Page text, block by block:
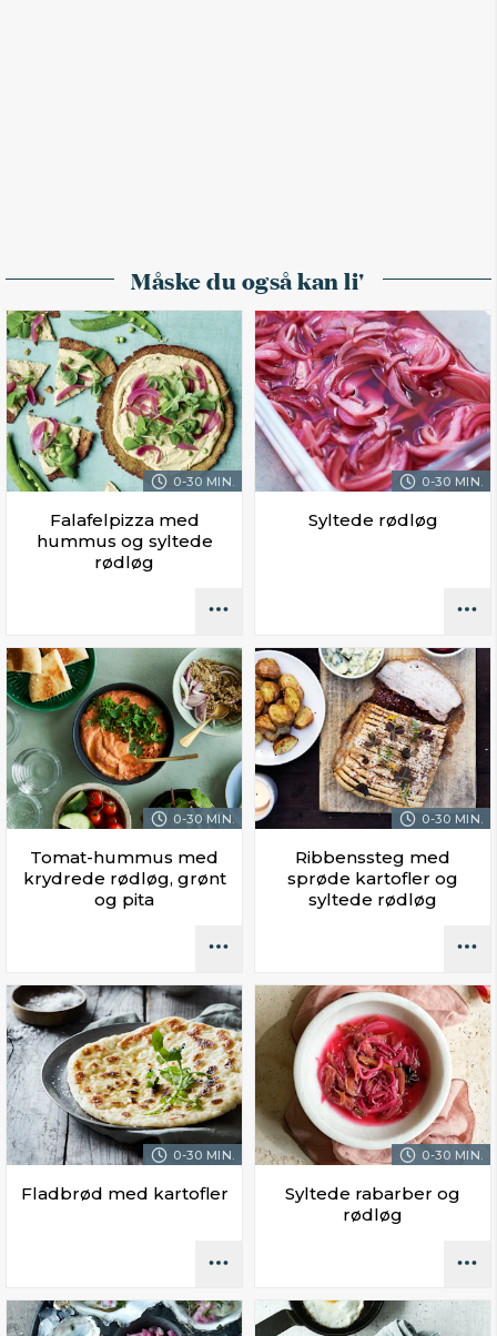
Måske du også kan li'
0-30 MIN.
Falafelpizza med
hummus og syltede
rødløg
0-30 MIN.
Syltede rødløg
0-30 MIN.
Tomat-hummus med
krydrede rødløg, grønt
og pita
0-30 MIN.
Ribbenssteg med
sprøde kartofler og
syltede rødløg
0-30 MIN.
Fladbrød med kartofler
0-30 MIN.
Syltede rabarber og
rødløg